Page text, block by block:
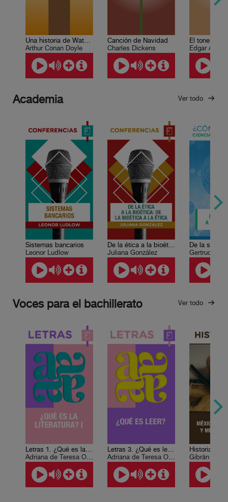
Una historia de Waterloo
Arthur Conan Doyle
Canción de Navidad
Charles Dickens
El tonel de
Edgar Allan
Academia Ver todo
Sistemas bancarios
Leonor Ludlow
De la ética a la bioética: de la bioética a la ética
Juliana González
Gertrudis
Voces para el bachillerato Ver todo
Letras 1. ¿Qué es la literatura? I
Adriana de Teresa Ochoa, Leda Rendón
Letras 3. ¿Qué es leer?
Adriana de Teresa Ochoa